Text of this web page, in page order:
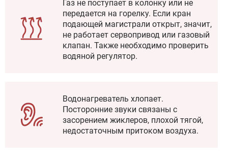
Газ не поступает в колонку или не
передается на горелку. Если кран
подающей магистрали открыт, значит,
не работает сервопривод или газовый
клапан. Также необходимо проверить
водяной регулятор.
Водонагреватель хлопает.
Посторонние звуки связаны с
засорением жиклеров, плохой тягой,
недостаточным притоком воздуха.